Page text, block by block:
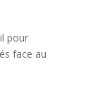
pour
face au